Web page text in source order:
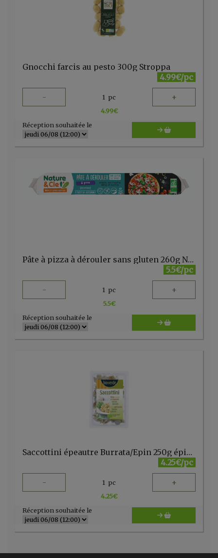
Gnocchi farcis au pesto 300g Stroppa
4.99€/pc
- 1 pc +
4.99€
Réception souhaitée le
Pâte à pizza à dérouler sans gluten 260g Nature & Cie
5.5€/pc
- 1 pc +
5.5€
Réception souhaitée le
Saccottini épeautre Burrata/Epin 250g épinards Bio Verde
4.25€/pc
- 1 pc +
4.25€
Réception souhaitée le